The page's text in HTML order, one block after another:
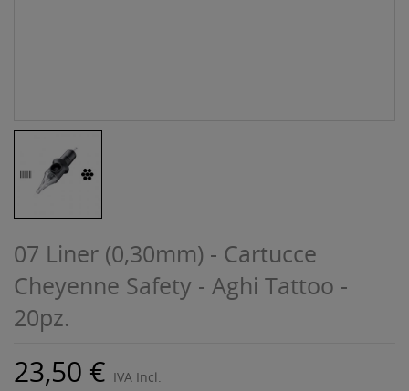
07 Liner (0,30mm) - Cartucce
Cheyenne Safety - Aghi Tattoo -
20pz.
23,50 € IVA Incl.